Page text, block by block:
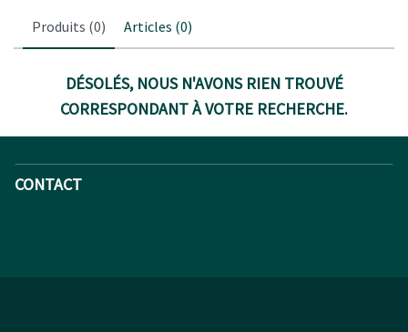
Produits (0) Articles (0)
DÉSOLÉS, NOUS N'AVONS RIEN TROUVÉ
CORRESPONDANT À VOTRE RECHERCHE.
CONTACT